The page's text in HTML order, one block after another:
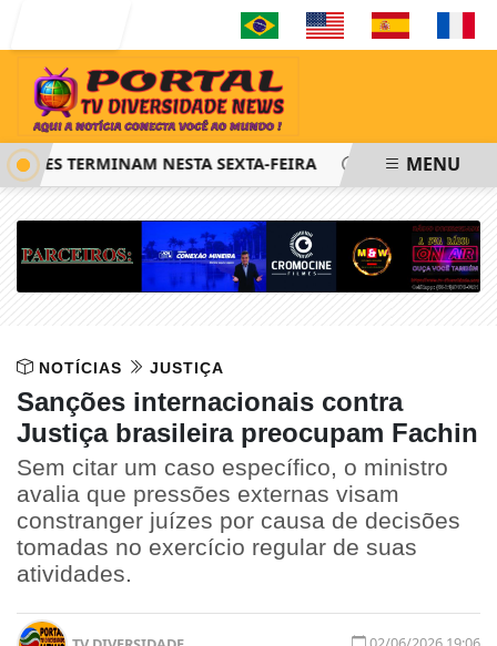
TERMINAM NESTA SEXTA-FEIRA SAIBA COMO
MENU
NOTÍCIAS JUSTIÇA
Sanções internacionais contra
Justiça brasileira preocupam Fachin
Sem citar um caso específico, o ministro
avalia que pressões externas visam
constranger juízes por causa de decisões
tomadas no exercício regular de suas
atividades.